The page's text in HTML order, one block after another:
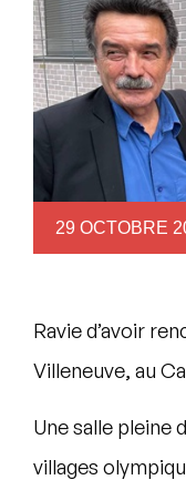
29 OCTOBRE
Ravie d’avoir
Villeneuve, au
Une salle pleine
villages